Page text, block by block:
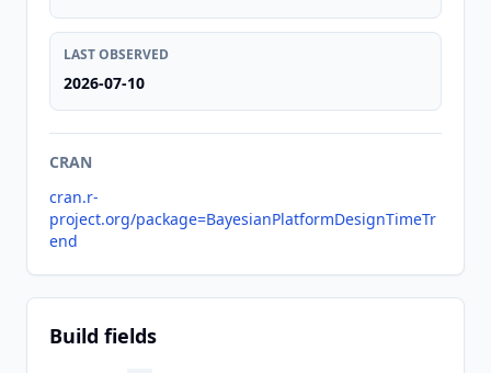
LAST OBSERVED
2026-07-10
CRAN
cran.r-
project.org/package=BayesianPlatformDesignTimeTr
end
Build fields